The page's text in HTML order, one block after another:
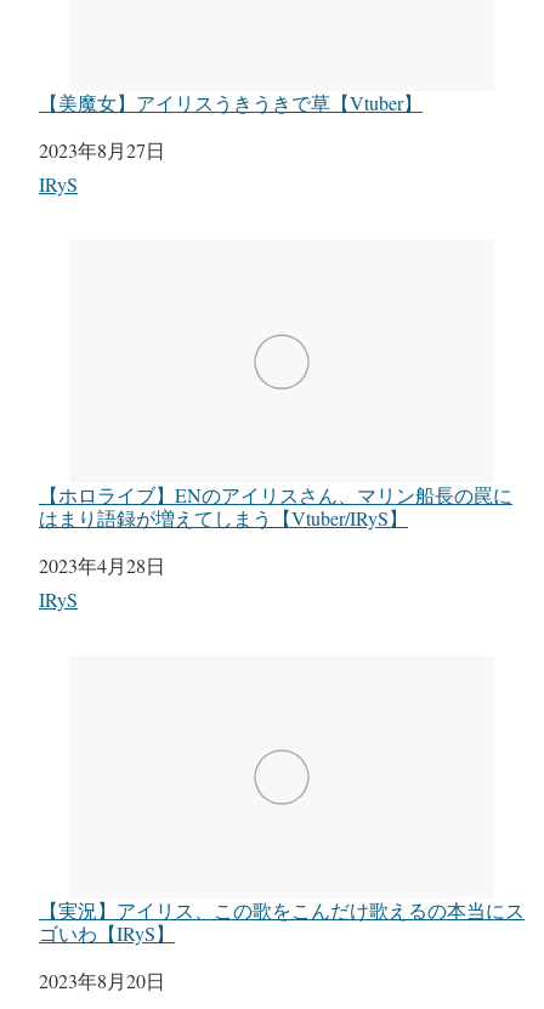
【美魔女】アイリスうきうきで草【Vtuber】
日付
2023年8月27日
関連理由
IRyS
【ホロライブ】ENのアイリスさん、マリン船長の罠に
はまり語録が増えてしまう【Vtuber/IRyS】
日付
2023年4月28日
関連理由
IRyS
【実況】アイリス、この歌をこんだけ歌えるの本当にス
ゴいわ【IRyS】
日付
2023年8月20日